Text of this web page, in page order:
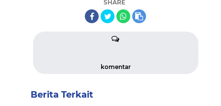
SHARE
komentar
Berita Terkait